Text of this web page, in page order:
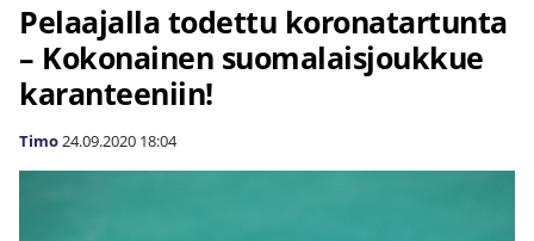
Pelaajalla todettu koronatartunta
– Kokonainen suomalaisjoukkue
karanteeniin!
Timo24.09.2020 18:04